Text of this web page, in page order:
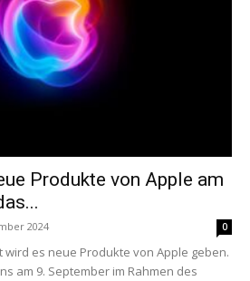
Produkte von Apple am
2024 0
wird es neue Produkte von Apple geben.
am 9. September im Rahmen des